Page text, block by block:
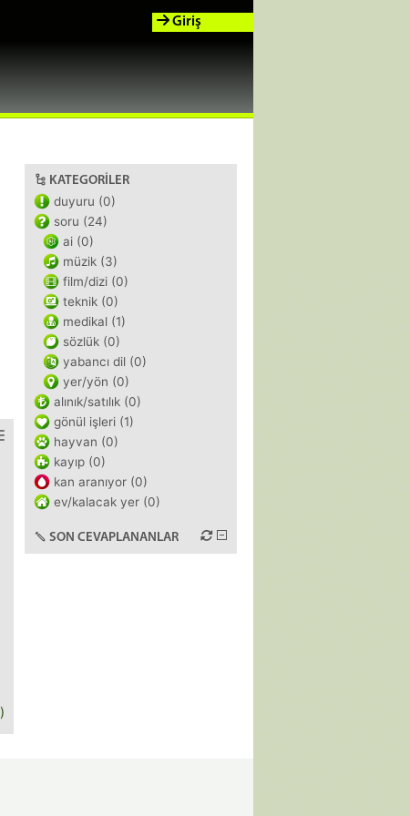
Giriş
)
KATEGORILER
duyuru (0)
soru (24)
ai (0)
müzik (3)
film/dizi (0)
teknik (0)
medikal (1)
sözlük (0)
yabancı dil (0)
yer/yön (0)
alınık/satılık (0)
gönül işleri (1)
hayvan (0)
kayıp (0)
kan aranıyor (0)
ev/kalacak yer (0)
SON CEVAPLANANLAR